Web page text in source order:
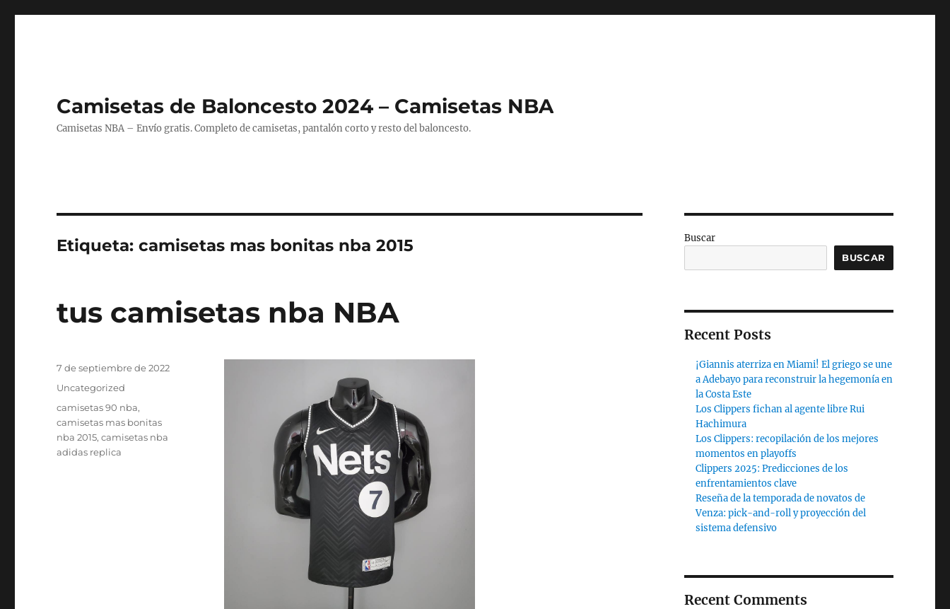
Camisetas de Baloncesto 2024 – Camisetas NBA
Camisetas NBA – Envío gratis. Completo de camisetas, pantalón corto y resto del baloncesto.
Etiqueta:camisetas mas bonitas nba 2015
tus camisetas nba NBA
Publicado
7 de septiembre de 2022
Categorías
Uncategorized
Etiquetas
camisetas 90 nba,
camisetas mas bonitas
nba 2015,camisetas nba
adidas replica
Buscar
BUSCAR
Recent Posts
¡Giannis aterriza en Miami! El griego se une
a Adebayo para reconstruir la hegemonía en
la Costa Este
Los Clippers fichan al agente libre Rui
Hachimura
Los Clippers: recopilación de los mejores
momentos en playoffs
Clippers 2025: Predicciones de los
enfrentamientos clave
Reseña de la temporada de novatos de
Venza: pick-and-roll y proyección del
sistema defensivo
Recent Comments